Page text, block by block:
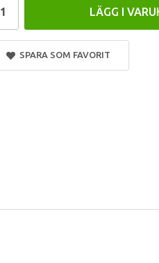
LÄGG I
SPARA SOM FAVORIT